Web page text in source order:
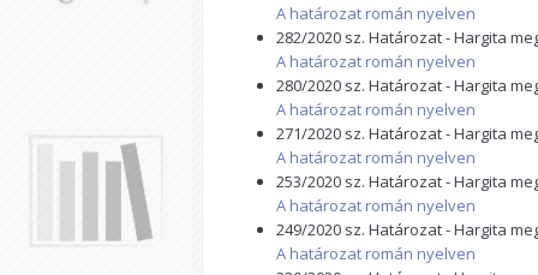
A határozat román nyelven
282/2020 sz. Határozat - Hargita
A határozat román nyelven
280/2020 sz. Határozat - Hargita
A határozat román nyelven
271/2020 sz. Határozat - Hargita
A határozat román nyelven
253/2020 sz. Határozat - Hargita
A határozat román nyelven
249/2020 sz. Határozat - Hargita
A határozat román nyelven